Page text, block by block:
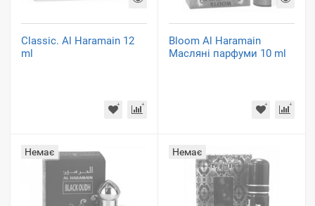
Classic. Al Haramain 12
ml
Bloom Al Haramain
Масляні парфуми 10 ml
Немає Немає